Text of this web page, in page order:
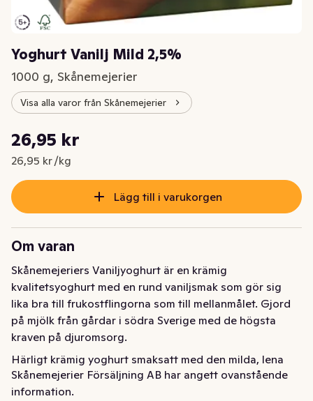
Yoghurt Vanilj Mild 2,5%
1000 g, Skånemejerier
Visa alla varor från Skånemejerier
Nuvarande pris är: 26,95 kr
26,95 kr
26,95 kr /kg
Styckpris: 26,95 kr /kg
Lägg till i varukorgen
Om varan
Skånemejeriers Vaniljyoghurt är en krämig
kvalitetsyoghurt med en rund vaniljsmak som gör sig
lika bra till frukostflingorna som till mellanmålet. Gjord
på mjölk från gårdar i södra Sverige med de högsta
kraven på djuromsorg.
Härligt krämig yoghurt smaksatt med den milda, lena
smaken av vanilj. Servera till frukost, snabbt mellanmål
som den är, eller kombinerat med din favorit granola
Skånemejerier Försäljning AB har angett ovanstående
information.